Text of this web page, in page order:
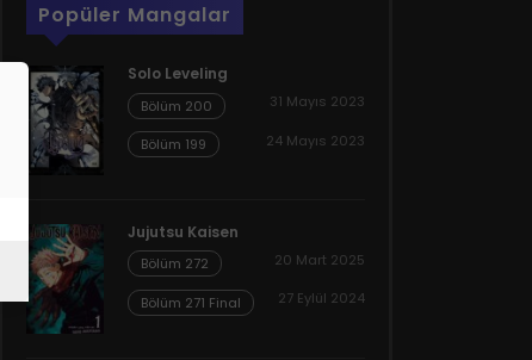
Popüler Mangalar
Solo Leveling
Bölüm 200 31 Mayıs 2023
Bölüm 199 24 Mayıs 2023
Jujutsu Kaisen
Bölüm 272 20 Mart 2025
Bölüm 271 Final 27 Eylül 2024